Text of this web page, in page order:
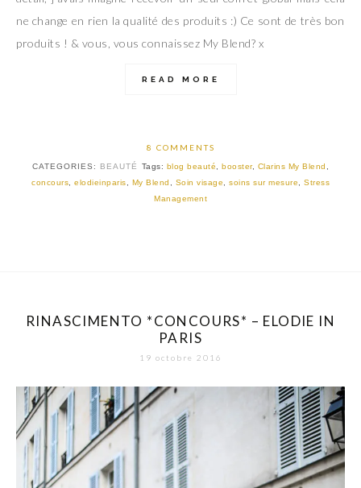
ne change en rien la qualité des produits :) Ce sont de très bon
produits ! & vous, vous connaissez My Blend? x
READ MORE
8 COMMENTS
CATEGORIES: BEAUTÉ Tags: blog beauté ,booster, Clarins My Blend
concours
elodieinparis My Blend Soin visage soins sur mesure
Stress
Management
RINASCIMENTO *CONCOURS* – ELODIE IN
PARIS
19 octobre 2016